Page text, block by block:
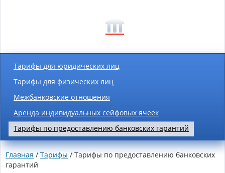
Тарифы для юридических лиц
Тарифы для физических лиц
Межбанковские отношения
Аренда индивидуальных сейфовых ячеек
Тарифы по предоставлению банковских гарантий
Главная / Тарифы / Тарифы по предоставлению банковских
гарантий